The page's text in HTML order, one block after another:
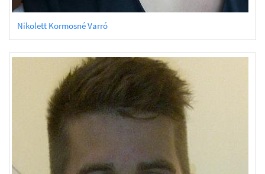
Nikolett Kormosné Varró